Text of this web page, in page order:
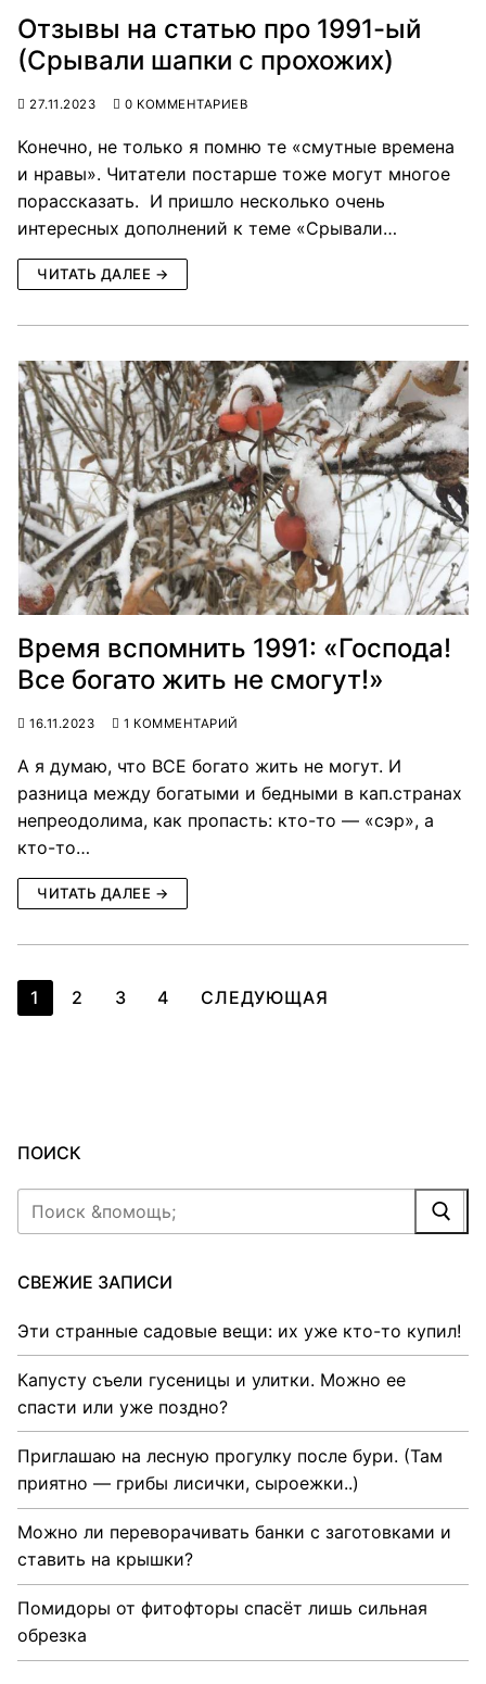
Отзывы на статью про 1991-ый
(Срывали шапки с прохожих)
27.11.2023 0 КОММЕНТАРИЕВ
Конечно, не только я помню те «смутные времена
и нравы». Читатели постарше тоже могут многое
порассказать. И пришло несколько очень
интересных дополнений к теме «Срывали…
ЧИТАТЬ ДАЛЕЕ →
Время вспомнить 1991: «Господа!
Все богато жить не смогут!»
16.11.2023 1 КОММЕНТАРИЙ
А я думаю, что ВСЕ богато жить не могут. И
разница между богатыми и бедными в кап.странах
непреодолима, как пропасть: кто-то — «сэр», а
кто-то…
ЧИТАТЬ ДАЛЕЕ →
Навигация
по
1 2 3 4 СЛЕДУЮЩАЯ
ПОИСК
Найти:
СВЕЖИЕ ЗАПИСИ
Эти странные садовые вещи: их уже кто-то купил!
Капусту съели гусеницы и улитки. Можно ее
спасти или уже поздно?
Приглашаю на лесную прогулку после бури. (Там
приятно — грибы лисички, сыроежки..)
Можно ли переворачивать банки с заготовками и
ставить на крышки?
Помидоры от фитофторы спасёт лишь сильная
обрезка